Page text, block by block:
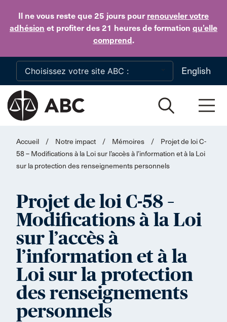
Il ne vous reste que 25 jours pour renouveler votre
adhésion et profiter des 21 heures de formation qu’elle
comprend.
Skip to main content
English
Accueil / Notre impact / Mémoires /
Projet de loi C-
58 – Modifications à la Loi sur l’accès à l’information et à la Loi
sur la protection des renseignements personnels
Projet de loi C-58 –
Modifications à la Loi
sur l’accès à
l’information et à la
Loi sur la protection
des renseignements
personnels